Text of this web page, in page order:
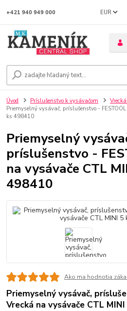
EUR
+421 940 949 000
Úvod Príslušenstvo k vysávačom
Priemyselný vysávač, príslušenstvo -
ks 498410
Priemyselný
príslušenstvo -
na vysávače CTL
498410
Ako ma hodnotia
Priemyselný vysávač,
Vrecká na vysávače CTL